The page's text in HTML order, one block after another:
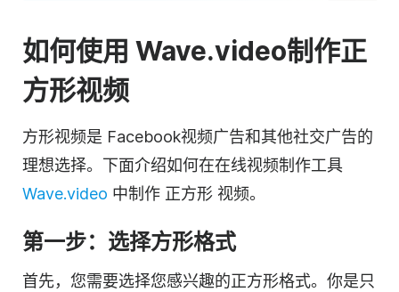
如何使用 Wave.video制作正
方形视频
方形视频是 Facebook视频广告和其他社交广告的
理想选择。下面介绍如何在在线视频制作工具
Wave.video 中制作 正方形 视频。
第一步：选择方形格式
首先，您需要选择您感兴趣的正方形格式。你是只